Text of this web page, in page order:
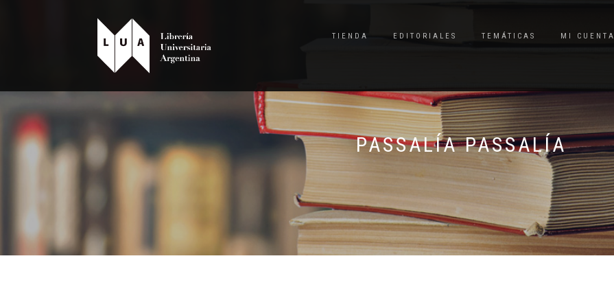
TIENDA EDITORIALES TEMÁTICAS MI CUENTA
PASSALÍA PASSALÍA